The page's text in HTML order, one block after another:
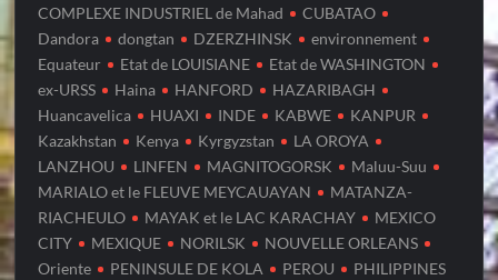
COMPLEXE INDUSTRIEL de Mahad
CUBATAO
Dandora
dongtan DZERZHINSK
environnement
Equateur
Etat de LOUISIANE
Etat de WASHINGTON
ex-URSS
Haina HANFORD
HAZARIBAGH
Huancavelica
HUAXI INDE KABWE
KANPUR
Kazakhstan
Kenya Kyrgyzstan
LA OROYA
LANZHOU
LINFEN MAGNITOGORSK
Maluu-Suu
MARIALO et le FLEUVE MEYCAUAYAN
MATANZA-
RIACHEULO
MAYAK et le LAC KARACHAY
MEXICO
CITY
MEXIQUE NORILSK
NOUVELLE ORLEANS
Oriente
PENINSULE DE KOLA PEROU
PHILIPPINES